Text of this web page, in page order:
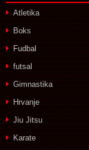
Atletika
Boks
Fudbal
futsal
Gimnastika
Hrvanje
Jiu Jitsu
Karate